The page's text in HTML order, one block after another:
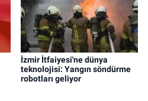
İzmir İtfaiyesi'ne dünya
teknolojisi: Yangın söndürme
robotları geliyor